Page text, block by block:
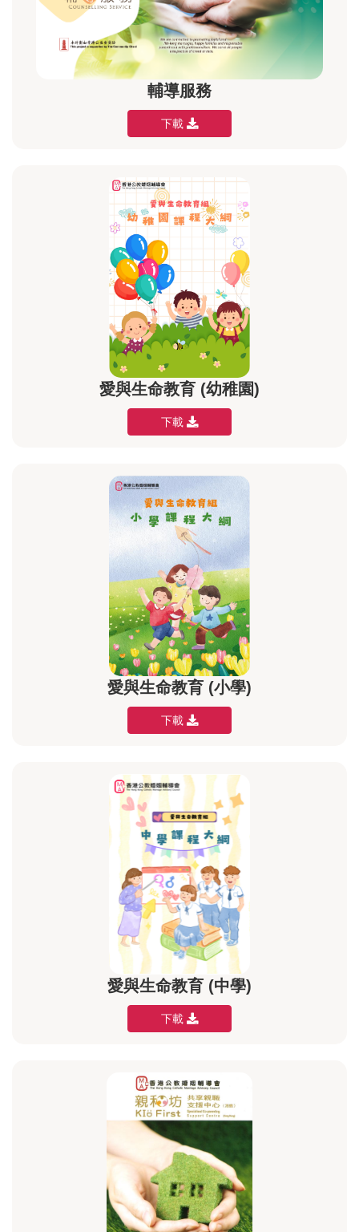
輔導服務
下載
愛與生命教育 (幼稚園)
下載
愛與生命教育 (小學)
下載
愛與生命教育 (中學)
下載